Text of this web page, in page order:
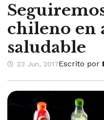
chileno en
saludable
23 Jun, 2017Escrito por